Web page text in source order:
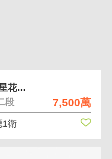
7,500萬
行天宮大坪數店辦 進榮星花園.行天宮捷運站
段
1衛